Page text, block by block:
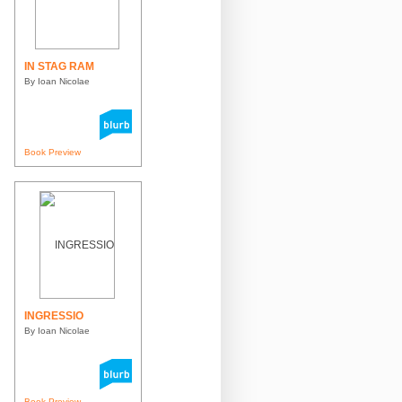
IN STAG RAM
By Ioan Nicolae
Book Preview
INGRESSIO
By Ioan Nicolae